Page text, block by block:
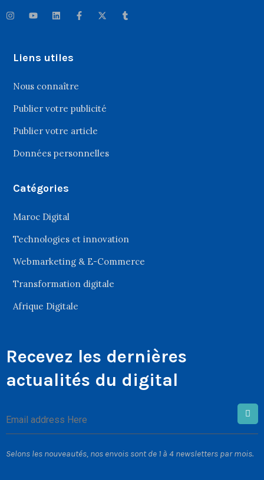
Liens utiles
Nous connaître
Publier votre publicité
Publier votre article
Données personnelles
Catégories
Maroc Digital
Technologies et innovation
Webmarketing & E-Commerce
Transformation digitale
Afrique Digitale
Recevez les dernières
actualités du digital
Selons les nouveautés, nos envois sont de 1 à 4 newsletters par mois.